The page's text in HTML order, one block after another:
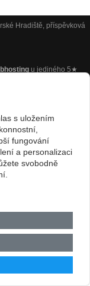
Hradiště, příspěvková
u jediného 5★
zveřejňované
s uložením
fungování
a personalizaci
svobodně